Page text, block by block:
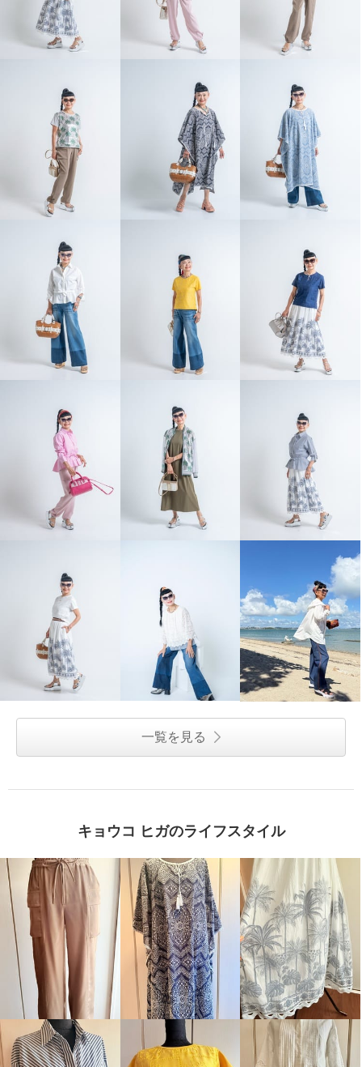
キョウコ ヒガ フード付 マント
風コート “羽織るブランケット”
ブラック Ｓ〜Ｍ
一覧を見る
キョウコ ヒガのライフスタイル